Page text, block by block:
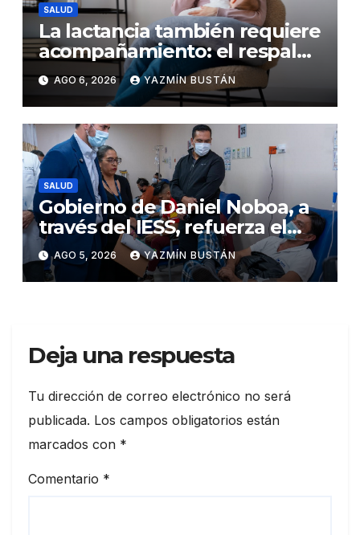
SALUD
La lactancia también requiere
acompañamiento: el respaldo
que necesitan la madre y el
bebé
AGO 6, 2026 YAZMÍN BUSTÁN
SALUD
Gobierno de Daniel Noboa, a
través del IESS, refuerza el
abastecimiento de insulina
en 86 establecimientos de
salud
AGO 5, 2026 YAZMÍN BUSTÁN
Deja una respuesta
Tu dirección de correo electrónico no será
publicada. Los campos obligatorios están
marcados con *
Comentario *